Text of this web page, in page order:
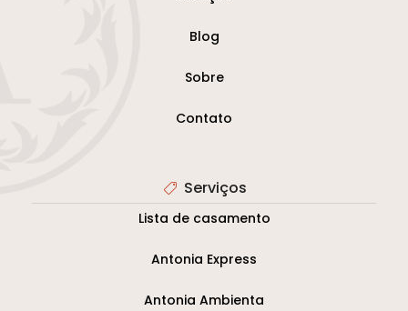
Blog
Sobre
Contato
Serviços
Lista de casamento
Antonia Express
Antonia Ambienta